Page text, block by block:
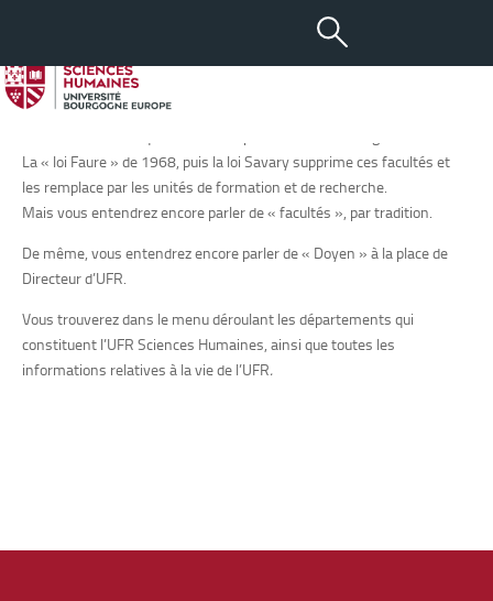
L’UFR Sciences Humaines
Pour l’anecdocte…
En 1808, Napoléon 1er crée au sein de l’université impériale « les
La « loi Faure » de 1968, puis la loi Savary supprime ces facultés et
les remplace par les unités de formation et de recherche.
Mais vous entendrez encore parler de « facultés », par tradition.
De même, vous entendrez encore parler de « Doyen » à la place de
Directeur d’UFR.
Vous trouverez dans le menu déroulant les départements qui
constituent l’UFR Sciences Humaines, ainsi que toutes les
informations relatives à la vie de l’UFR.